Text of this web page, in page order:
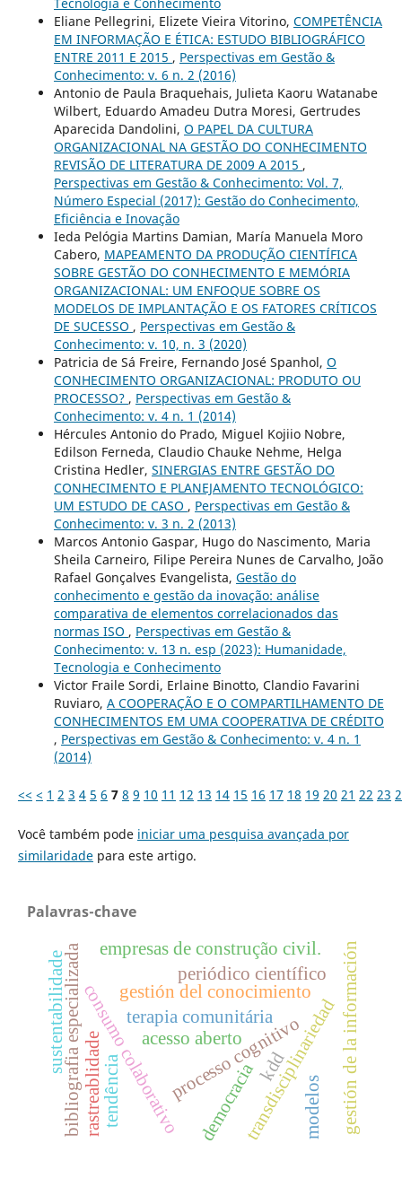
Eliane Pellegrini, Elizete Vieira Vitorino, COMPETÊNCIA
EM INFORMAÇÃO E ÉTICA: ESTUDO BIBLIOGRÁFICO
ENTRE 2011 E 2015 , Perspectivas em Gestão &
Conhecimento: v. 6 n. 2 (2016)
Antonio de Paula Braquehais, Julieta Kaoru Watanabe
Wilbert, Eduardo Amadeu Dutra Moresi, Gertrudes
Aparecida Dandolini, O PAPEL DA CULTURA
ORGANIZACIONAL NA GESTÃO DO CONHECIMENTO
REVISÃO DE LITERATURA DE 2009 A 2015 ,
Perspectivas em Gestão & Conhecimento: Vol. 7,
Número Especial (2017): Gestão do Conhecimento,
Eficiência e Inovação
Ieda Pelógia Martins Damian, María Manuela Moro
Cabero, MAPEAMENTO DA PRODUÇÃO CIENTÍFICA
SOBRE GESTÃO DO CONHECIMENTO E MEMÓRIA
ORGANIZACIONAL: UM ENFOQUE SOBRE OS
MODELOS DE IMPLANTAÇÃO E OS FATORES CRÍTICOS
DE SUCESSO , Perspectivas em Gestão &
Conhecimento: v. 10, n. 3 (2020)
Patricia de Sá Freire, Fernando José Spanhol, O
CONHECIMENTO ORGANIZACIONAL: PRODUTO OU
PROCESSO? , Perspectivas em Gestão &
Conhecimento: v. 4 n. 1 (2014)
Hércules Antonio do Prado, Miguel Kojiio Nobre,
Edilson Ferneda, Claudio Chauke Nehme, Helga
Cristina Hedler, SINERGIAS ENTRE GESTÃO DO
CONHECIMENTO E PLANEJAMENTO TECNOLÓGICO:
UM ESTUDO DE CASO , Perspectivas em Gestão &
Conhecimento: v. 3 n. 2 (2013)
Marcos Antonio Gaspar, Hugo do Nascimento, Maria
Sheila Carneiro, Filipe Pereira Nunes de Carvalho, João
Rafael Gonçalves Evangelista, Gestão do
conhecimento e gestão da inovação: análise
comparativa de elementos correlacionados das
normas ISO , Perspectivas em Gestão &
Conhecimento: v. 13 n. esp (2023): Humanidade,
Tecnologia e Conhecimento
Victor Fraile Sordi, Erlaine Binotto, Clandio Favarini
Ruviaro, A COOPERAÇÃO E O COMPARTILHAMENTO DE
CONHECIMENTOS EM UMA COOPERATIVA DE CRÉDITO
, Perspectivas em Gestão & Conhecimento: v. 4 n. 1
(2014)
<< < 1 2 3 4 5 6 7 8 9 10 11 12 13 14 15 16 17 18 19 20 21 22 23
Você também pode iniciar uma pesquisa avançada por
similaridadepara este artigo.
Palavras-chave
processo cognitivo
consumo colaborativo
bibliografia especializada transdisciplinariedad
kdd gestión de la información
gestión del conocimiento
terapia comunitária
sustentabilidade
tendência democracia
periódico científico
acesso aberto
modelos
empresas de construção civil.
rastreablidade